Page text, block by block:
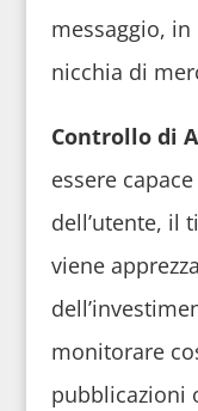
messaggio,
nicchia di
Controllo di
essere
dell’utente, il
viene
monitorare
pubblicazioni